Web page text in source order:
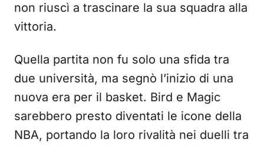
non riuscì a trascinare la sua squadra alla
vittoria.
Quella partita non fu solo una sfida tra
due università, ma segnò l’inizio di una
nuova era per il basket. Bird e Magic
sarebbero presto diventati le icone della
NBA, portando la loro rivalità nei duelli tra